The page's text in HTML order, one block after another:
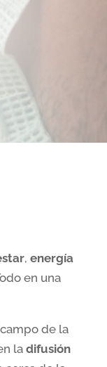
, energía
en una
de la
ladifusión